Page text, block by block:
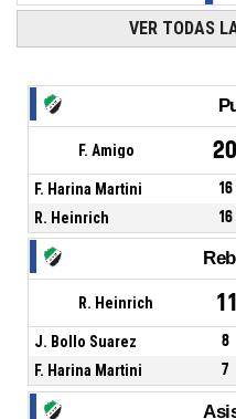
VER TODAS
F. Amigo 20
F. Harina Martini
16
R. Heinrich
16
R. Heinrich 11
J. Bollo Suarez
8
F. Harina Martini
7